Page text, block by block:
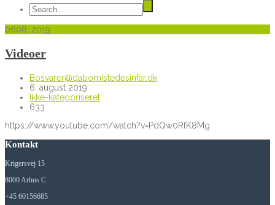
0608, 2019
Videoer
Bosvarer@dabomistedesinfar.dk
6. august 2019
Ikke-kategoriseret
633
https://www.youtube.com/watch?v=PdQw0RfK8Mg
Kontakt
Krigersvej 15
8000 Arhus C
+45 60156685